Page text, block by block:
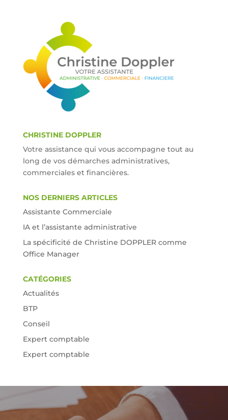
CHRISTINE DOPPLER
Votre assistance qui vous accompagne tout au
long de vos démarches administratives,
commerciales et financières.
NOS DERNIERS ARTICLES
Assistante Commerciale
IA et l’assistante administrative
La spécificité de Christine DOPPLER comme
Office Manager
CATÉGORIES
Actualités
BTP
Conseil
Expert comptable
Expert comptable